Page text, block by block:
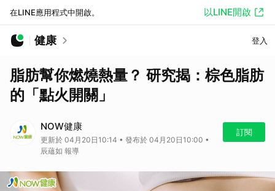
在LINE應用程式中開啟。 以LINE開啟
健康 登入
脂肪幫你燃燒熱量？ 研究揭：棕色脂肪
的「點火開關」
NOW健康
更新於 04月20日10:14 • 發布於 04月20日10:00 •
辰蘊如 報導
訂閱